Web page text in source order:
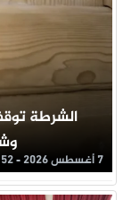
الشرطة
7 أغسطس 2026 - 19:52